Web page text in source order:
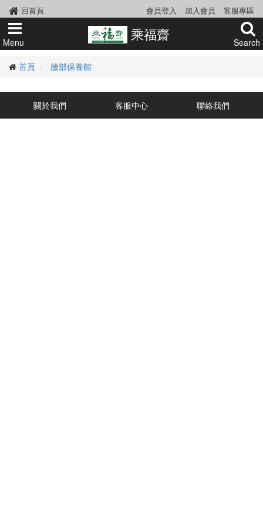
回首頁 會員登入 加入會員 客服專區
Menu 乘福齋 Search
首頁 臉部保養館
關於我們 客服中心 聯絡我們